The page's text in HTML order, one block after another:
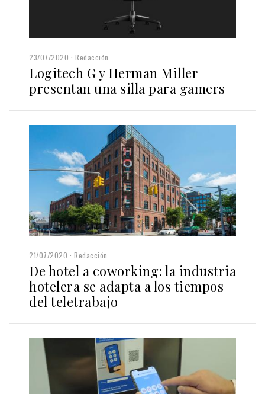
23/07/2020 Redacción
Logitech G y Herman Miller
presentan una silla para gamers
21/07/2020 Redacción
De hotel a coworking: la industria
hotelera se adapta a los tiempos
del teletrabajo